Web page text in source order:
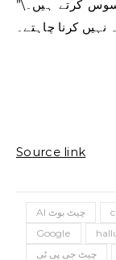
کرتے ہیں۔\”
Source link
AI چیٹ بوٹ
Google
چیٹ جی پی ٹی